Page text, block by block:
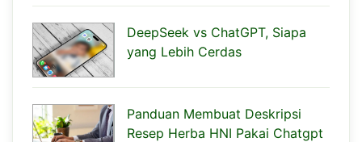
DeepSeek vs ChatGPT, Siapa
yang Lebih Cerdas
Panduan Membuat Deskripsi
Resep Herba HNI Pakai Chatgpt